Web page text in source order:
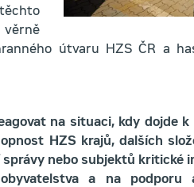
útvaru HZS ČR a
na situaci, kdy dojde
HZS krajů, dalších
nebo subjektů kritické
a na podporu